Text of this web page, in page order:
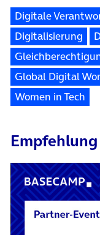
Digitale
Digitalisierung
Global Digital
Women in Tech